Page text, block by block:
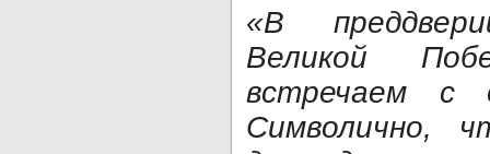
«В
Великой
встречаем с
Символично,